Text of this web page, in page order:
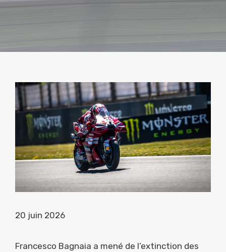
20 juin 2026
Francesco Bagnaia a mené de l’extinction des